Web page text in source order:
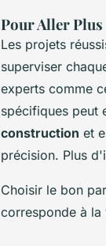
Pour Aller
Les projets
superviser
experts comme
spécifiques peut
construction et
précision. Plus
Choisir le bon
corresponde à la